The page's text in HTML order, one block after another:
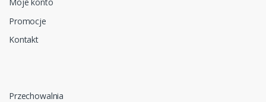
Moje konto
Promocje
Kontakt
Przechowalnia